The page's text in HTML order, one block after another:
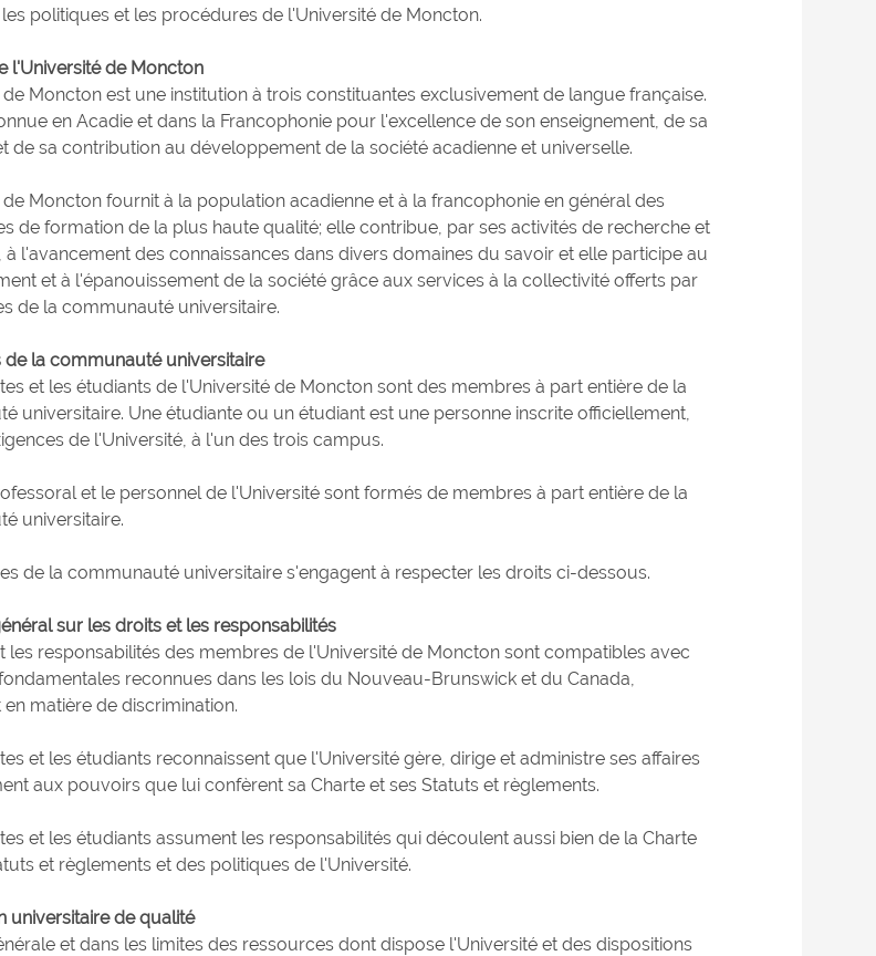
politiques et les procédures de l'Université de Moncton.
l'Université de Moncton
de Moncton est une institution à trois constituantes exclusivement de langue française.
en Acadie et dans la Francophonie pour l'excellence de son enseignement, de sa
de sa contribution au développement de la société acadienne et universelle.
de Moncton fournit à la population acadienne et à la francophonie en général des
de formation de la plus haute qualité; elle contribue, par ses activités de recherche et
à l'avancement des connaissances dans divers domaines du savoir et elle participe au
et à l'épanouissement de la société grâce aux services à la collectivité offerts par
de la communauté universitaire.
de la communauté universitaire
et les étudiants de l'Université de Moncton sont des membres à part entière de la
universitaire. Une étudiante ou un étudiant est une personne inscrite officiellement,
de l'Université, à l'un des trois campus.
et le personnel de l'Université sont formés de membres à part entière de la
universitaire.
de la communauté universitaire s'engagent à respecter les droits ci-dessous.
sur les droits et les responsabilités
les responsabilités des membres de l'Université de Moncton sont compatibles avec
reconnues dans les lois du Nouveau-Brunswick et du Canada,
matière de discrimination.
et les étudiants reconnaissent que l'Université gère, dirige et administre ses affaires
aux pouvoirs que lui confèrent sa Charte et ses Statuts et règlements.
et les étudiants assument les responsabilités qui découlent aussi bien de la Charte
et règlements et des politiques de l'Université.
universitaire de qualité
et dans les limites des ressources dont dispose l'Université et des dispositions